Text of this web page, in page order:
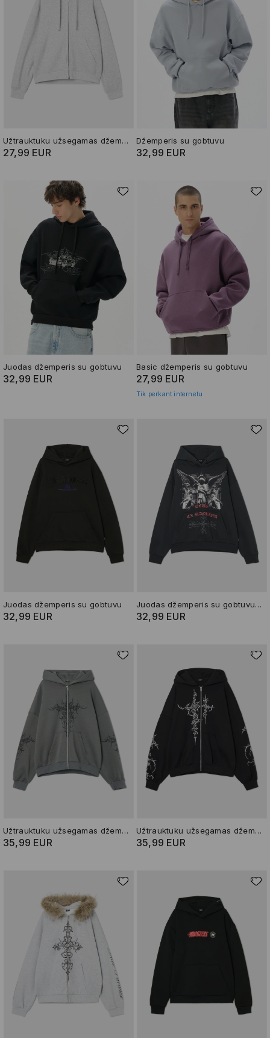
Užtrauktuku užsegamas džemperis su gobtuvu
27,99 EUR
Džemperis su gobtuvu
32,99 EUR
Juodas džemperis su gobtuvu
32,99 EUR
Basic džemperis su gobtuvu
27,99 EUR
Tik perkant internetu
Juodas džemperis su gobtuvu
32,99 EUR
Juodas džemperis su gobtuvu ir piešiniu
32,99 EUR
Užtrauktuku užsegamas džemperis su gobtuvu
35,99 EUR
Užtrauktuku užsegamas džemperis su gobtuvu
35,99 EUR